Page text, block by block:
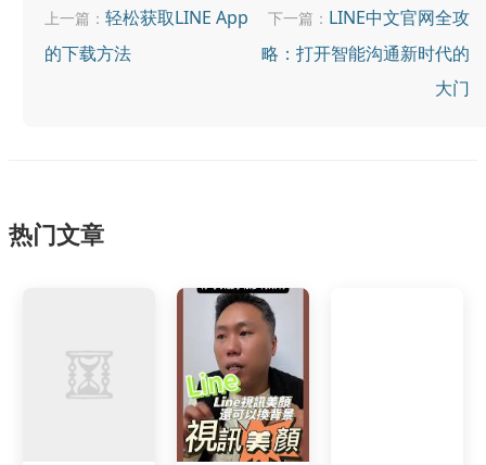
上一篇： 轻松获取LINE App
的下载方法
下一篇： LINE中文官网全攻
略：打开智能沟通新时代的
大门
热门文章